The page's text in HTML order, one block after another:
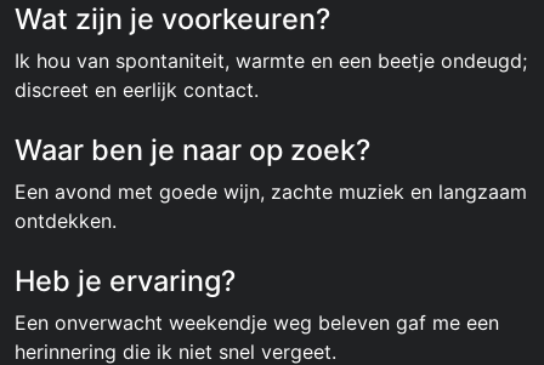
Wat zijn je voorkeuren?
Ik hou van spontaniteit, warmte en een beetje ondeugd;
discreet en eerlijk contact.
Waar ben je naar op zoek?
Een avond met goede wijn, zachte muziek en langzaam
ontdekken.
Heb je ervaring?
Een onverwacht weekendje weg beleven gaf me een
herinnering die ik niet snel vergeet.